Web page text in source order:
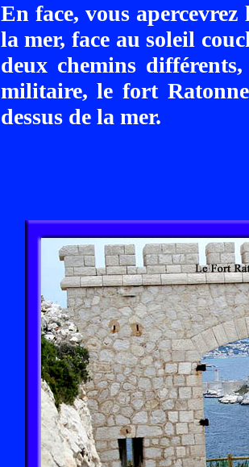
En face, vous
la mer, face au soleil
deux chemins
militaire, le fort
dessus de la mer.